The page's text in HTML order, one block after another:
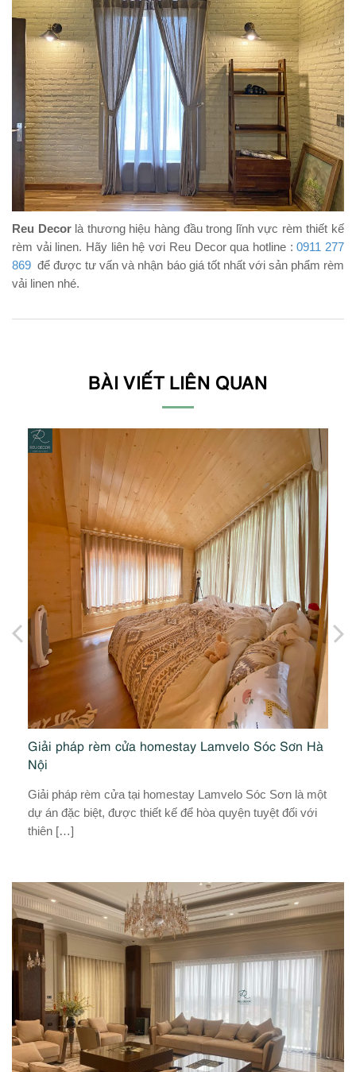
Reu Decorlà thương hiệu hàng đầu trong lĩnh vực rèm thiết kế
rèm vải linen. Hãy liên hệ vơi Reu Decor qua hotline :0911 277
869 để được tư vấn và nhận báo giá tốt nhất với sản phẩm rèm
vải linen nhé.
BÀI VIẾT LIÊN QUAN
Giải pháp rèm cửa homestay Lamvelo Sóc Sơn Hà
Nội
Giải pháp rèm cửa tại homestay Lamvelo Sóc Sơn là một
dự án đặc biệt, được thiết kế để hòa quyện tuyệt đối với
thiên […]